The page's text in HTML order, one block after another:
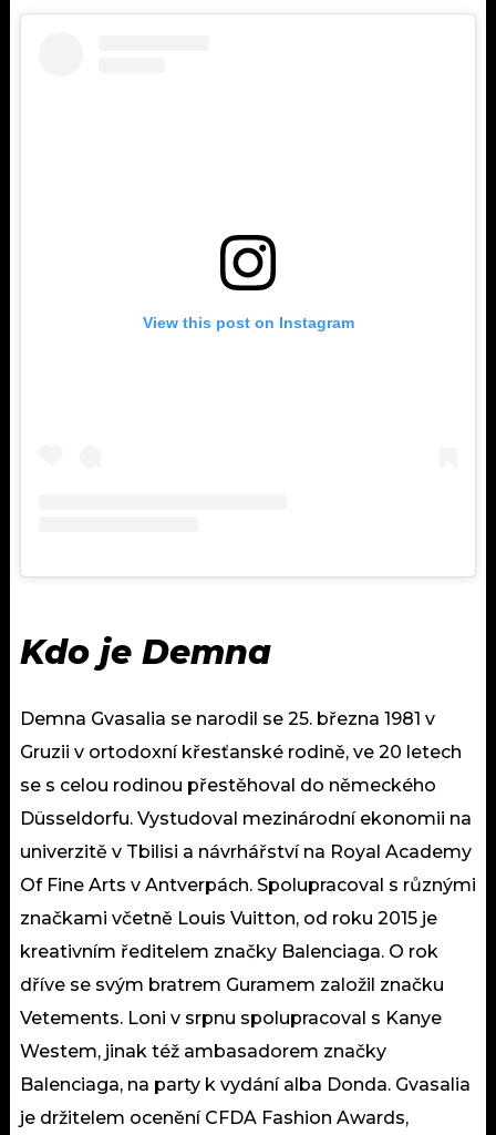
View this post on Instagram
Kdo je Demna
Demna Gvasalia se narodil se 25. března 1981 v
Gruzii v ortodoxní křesťanské rodině, ve 20 letech
se s celou rodinou přestěhoval do německého
Düsseldorfu. Vystudoval mezinárodní ekonomii na
univerzitě v Tbilisi a návrhářství na Royal Academy
Of Fine Arts v Antverpách. Spolupracoval s různými
značkami včetně Louis Vuitton, od roku 2015 je
kreativním ředitelem značky Balenciaga. O rok
dříve se svým bratrem Guramem založil značku
Vetements. Loni v srpnu spolupracoval s Kanye
Westem, jinak též ambasadorem značky
Balenciaga, na party k vydání alba Donda. Gvasalia
je držitelem ocenění CFDA Fashion Awards,